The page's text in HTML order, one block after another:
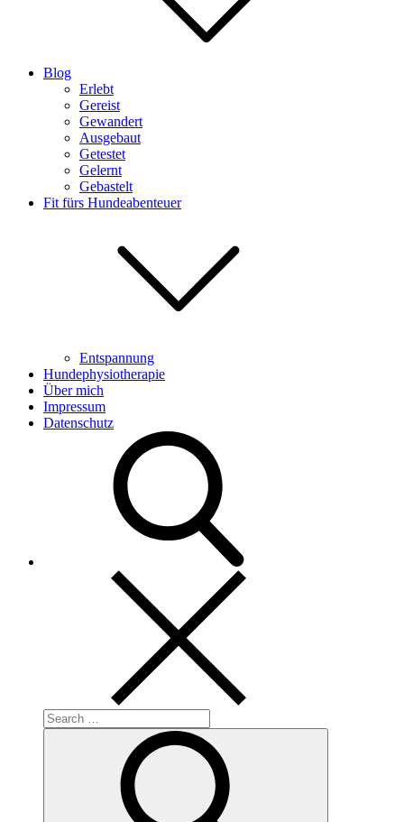
Blog
Erlebt
Gereist
Gewandert
Ausgebaut
Getestet
Gelernt
Gebastelt
Fit fürs Hundeabenteuer
Entspannung
Hundephysiotherapie
Über mich
Impressum
Datenschutz
Search
for: